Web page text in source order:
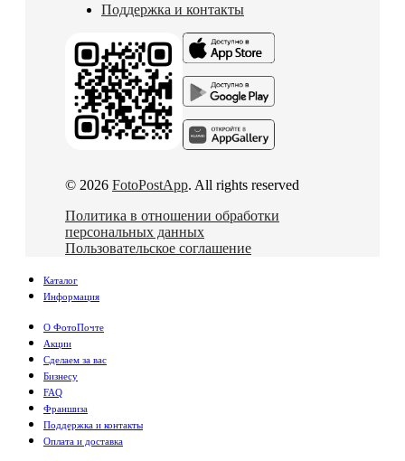
Поддержка и контакты
© 2026 FotoPostApp. All rights reserved
Политика в отношении обработки
персональных данных
Пользовательское соглашение
Каталог
Информация
О ФотоПочте
Акции
Сделаем за вас
Бизнесу
FAQ
Франшиза
Поддержка и контакты
Оплата и доставка